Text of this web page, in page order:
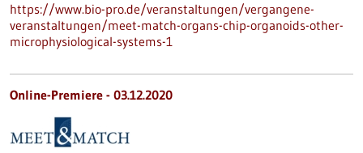
https://www.bio-pro.de/veranstaltungen/vergangene-
veranstaltungen/meet-match-organs-chip-organoids-other-
microphysiological-systems-1
Online-Premiere - 03.12.2020